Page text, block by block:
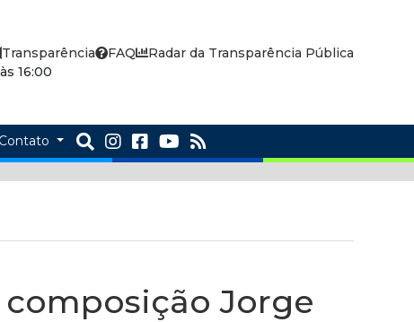
Transparência FAQ Radar da Transparência Pública
16:00
Contato
Jorge